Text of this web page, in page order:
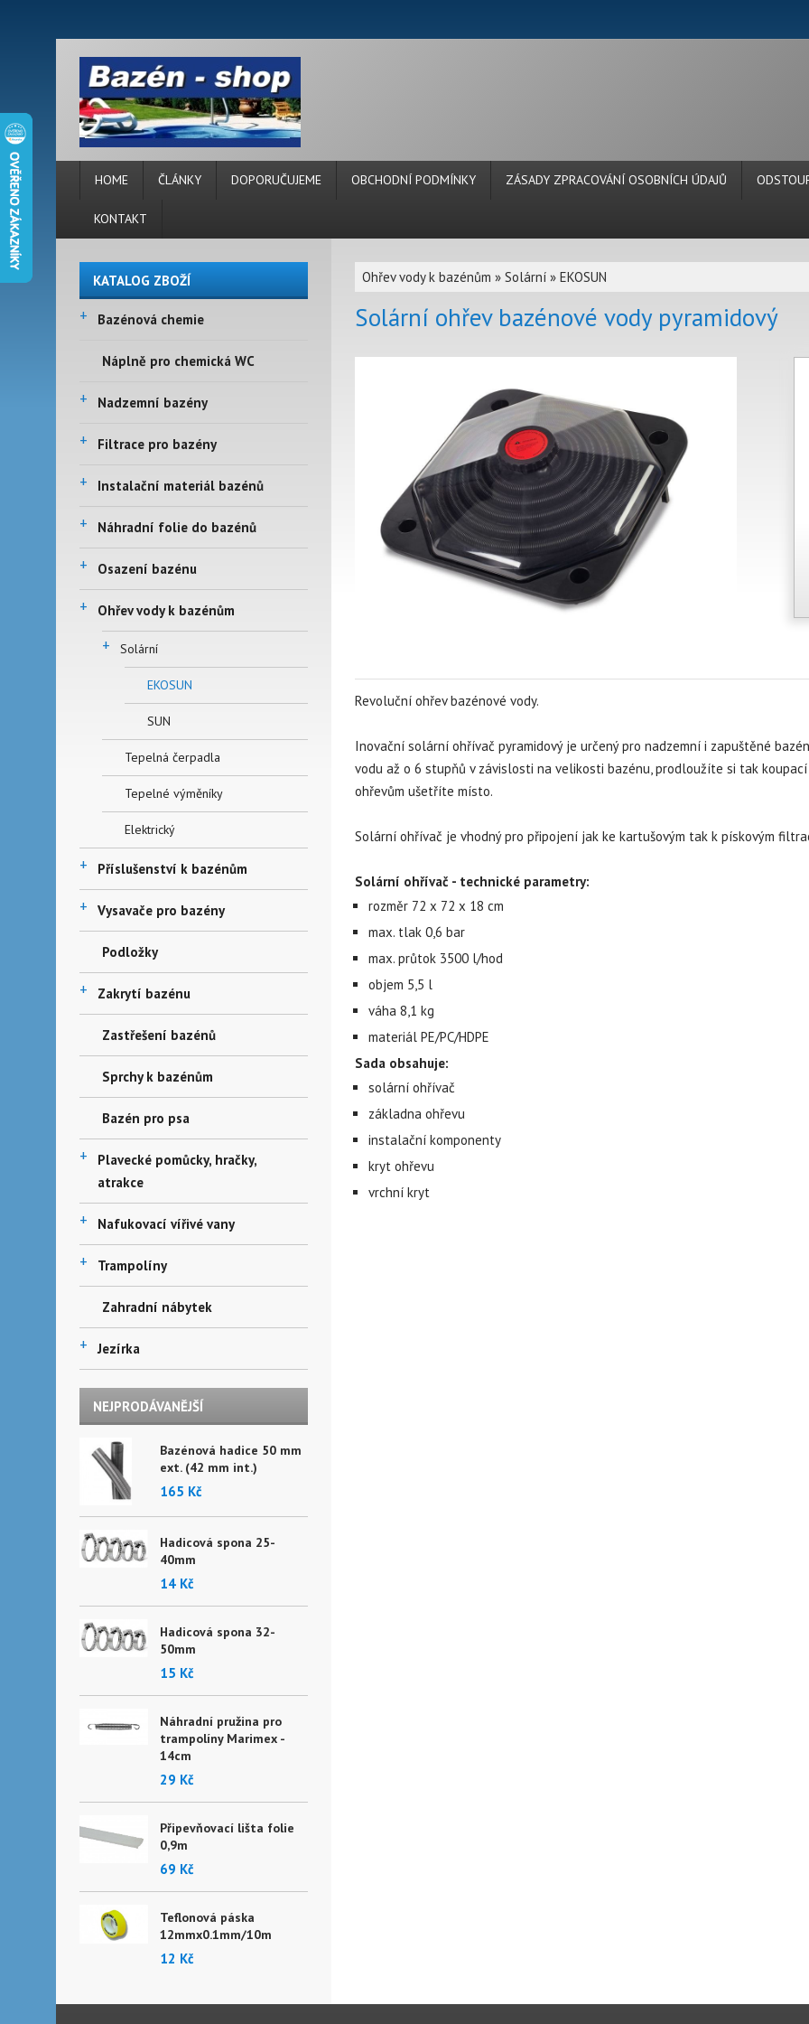
HOME ČLÁNKY DOPORUČUJEME OBCHODNÍ PODMÍNKY ZÁSADY ZPRACOVÁNÍ OSOBNÍCH ÚDAJŮ
KONTAKT
KATALOG ZBOŽÍ
+ Bazénová chemie
Náplně pro chemická WC
+ Nadzemní bazény
+ Filtrace pro bazény
+ Instalační materiál bazénů
+ Náhradní folie do bazénů
+ Osazení bazénu
+ Ohřev vody k bazénům
+ Solární
EKOSUN
SUN
Tepelná čerpadla
Tepelné výměníky
Elektrický
+ Příslušenství k bazénům
+ Vysavače pro bazény
Podložky
+ Zakrytí bazénu
Zastřešení bazénů
Sprchy k bazénům
Bazén pro psa
+
Plavecké pomůcky, hračky,
atrakce
+ Nafukovací vířivé vany
+ Trampolíny
Zahradní nábytek
+ Jezírka
NEJPRODÁVANĚJŠÍ
Bazénová hadice 50 mm
ext. (42 mm int.)
165 Kč
Hadicová spona 25-
40mm
14 Kč
Hadicová spona 32-
50mm
15 Kč
Náhradní pružina pro
trampolíny Marimex -
14cm
29 Kč
Připevňovací lišta folie
0,9m
69 Kč
Teflonová páska
12mmx0.1mm/10m
12 Kč
Ohřev vody k bazénům » Solární » EKOSUN
Solární ohřev bazénové vody pyramidový
Revoluční ohřev bazénové vody.
Inovační solární ohřívač pyramidový je určený pro nadzemní i zapuštěné
vodu až o 6 stupňů v závislosti na velikosti bazénu, prodloužíte si tak
ohřevům ušetříte místo.
Solární ohřívač je vhodný pro připojení jak ke kartušovým tak k pískovým
Solární ohřívač - technické parametry:
rozměr 72 x 72 x 18 cm
max. tlak 0,6 bar
max. průtok 3500 l/hod
objem 5,5 l
váha 8,1 kg
materiál PE/PC/HDPE
Sada obsahuje:
solární ohřívač
základna ohřevu
instalační komponenty
kryt ohřevu
vrchní kryt